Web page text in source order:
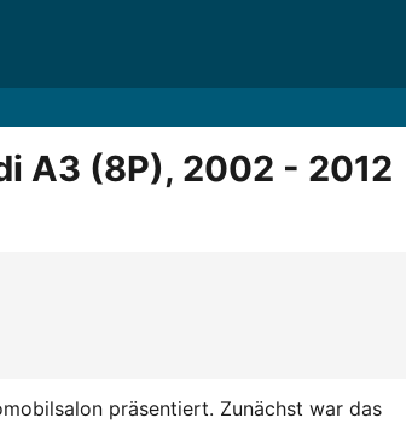
A3 (8P), 2002 - 2012
präsentiert. Zunächst war das